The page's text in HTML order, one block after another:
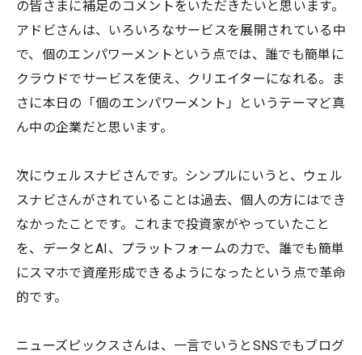
の皆さまに補足のコメントをいただきたいと思います。
アドビさんは、いろいろなサービスを展開されている中
で、個のエンパワーメントという点では、誰でも簡単に
クラウドでサービスを使え、クリエイターになれる。ま
さに本日の「個のエンパワーメント」というテーマど真
ん中の企業だと思います。
次にウェルスナビさんです。シンプルにいうと、ウェル
スナビさんがされていることは過去、個人の方にはでき
なかったことです。これまで投資家がやっていたこと
を、データとAI、プラットフォームの力で、誰でも簡単
にスマホで資産形成できるようになったという点で革命
的です。
ニューズピックスさんは、一言でいうとSNSでもブログ